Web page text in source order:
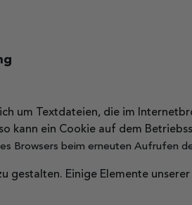
um Textdateien, die im
kann ein Cookie auf dem
Browsers beim erneuten Aufrufen
gestalten. Einige Elemente